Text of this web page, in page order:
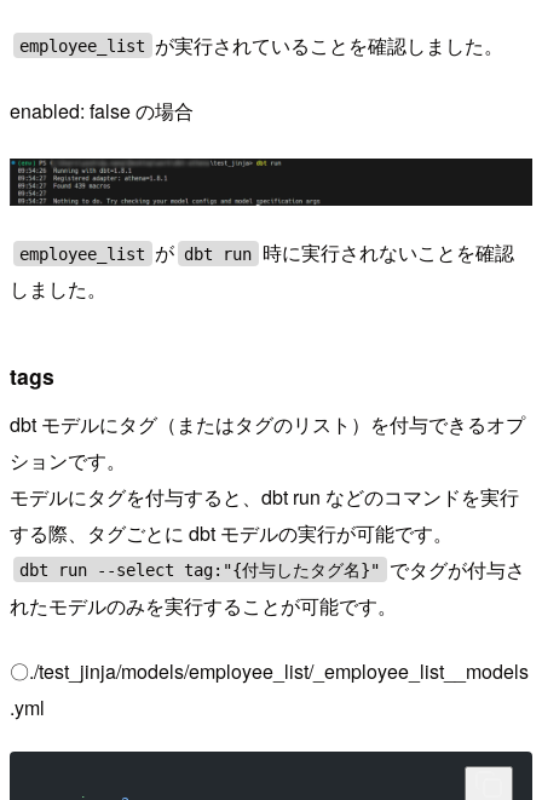
employee_list が実行されていることを確認しました。
enabled: false の場合
employee_list が dbt run
時に実行されないことを確認
しました。
tags
dbt モデルにタグ（またはタグのリスト）を付与できるオプ
ションです。
モデルにタグを付与すると、dbt run などのコマンドを実行
する際、タグごとに dbt モデルの実行が可能です。
dbt run --select tag:"{付与したタグ名}"
でタグが付与さ
れたモデルのみを実行することが可能です。
〇./test_jinja/models/employee_list/_employee_list__models
.yml